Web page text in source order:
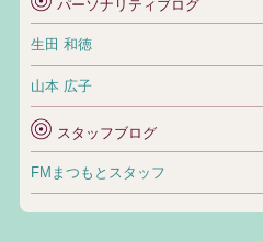
パーソナリティブログ
生田 和徳
山本 広子
スタッフブログ
FMまつもとスタッフ